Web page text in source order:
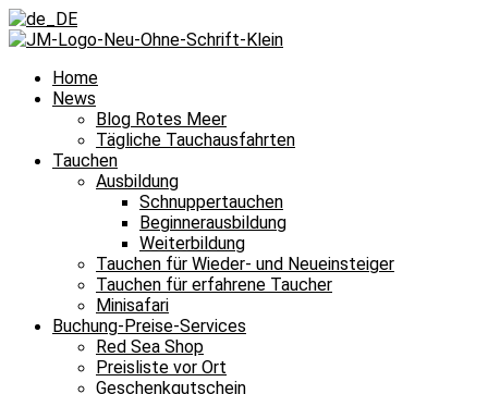
Home
News
Blog Rotes Meer
Tägliche Tauchausfahrten
Tauchen
Ausbildung
Schnuppertauchen
Beginnerausbildung
Weiterbildung
Tauchen für Wieder- und Neueinsteiger
Tauchen für erfahrene Taucher
Minisafari
Buchung-Preise-Services
Red Sea Shop
Preisliste vor Ort
Geschenkgutschein